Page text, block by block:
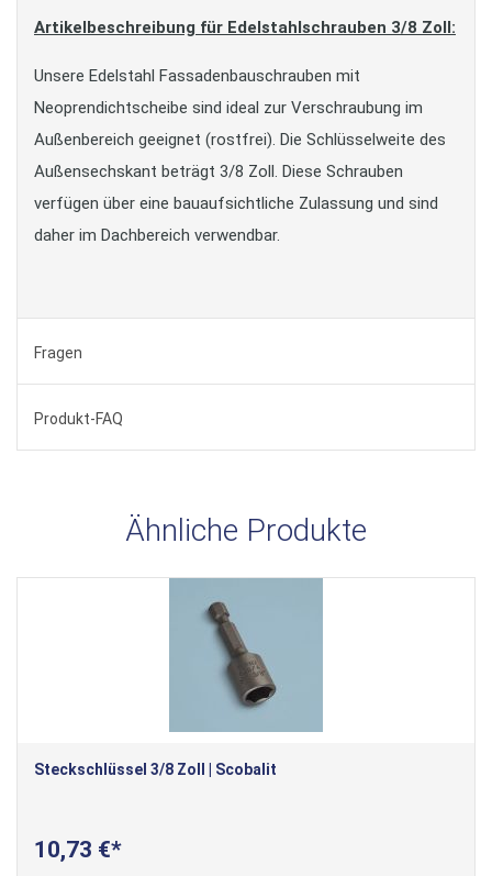
Artikelbeschreibung für Edelstahlschrauben 3/8 Zoll:
Unsere Edelstahl Fassadenbauschrauben mit
Neoprendichtscheibe sind ideal zur Verschraubung im
Außenbereich geeignet (rostfrei). Die Schlüsselweite des
Außensechskant beträgt 3/8 Zoll. Diese Schrauben
verfügen über eine bauaufsichtliche Zulassung und sind
daher im Dachbereich verwendbar.
Fragen
Produkt-FAQ
Ähnliche Produkte
Steckschlüssel 3/8 Zoll | Scobalit
10,73 €